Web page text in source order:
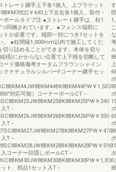
トレート継手上下各1個入、上ブラケット
￥640上下左右各1個入、取付・
ポールタイプ注 ●ストレート継手は、柱1
同梱されています。 ●フェンス端部に
トが必要です。端部一対につき1セットを
。 ●柱間隔1,000mm以内で施工してくだ
切り詰めることができます。本体を切り
桟)にかからない位置で上下桟を切断して
ード価格備考オータムブラウンシャイン
クナチュラルシルバーFコーナー継手セッ
￥1,500
対応可能）コーナーポールCT－
￥240
T－
￥350
T－
￥470
T－
￥590
コーナー目隠しポールCT－
￥1,800
ト、部品1セット入T－